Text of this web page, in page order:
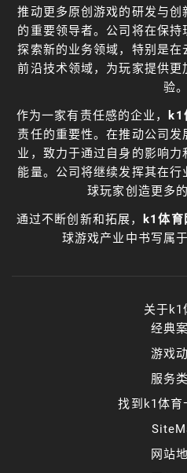
推动更多原创游戏的研发与
的重要领导者。公司将在保持
探索新的业务领域，特别是
前沿技术领域，为玩家提供
验。
作为一家有责任感的企业，
k1
责任的重要性。在推动公司
业，致力于通过自身的影响
能量。公司将继续发挥其在
球玩家创造更多
通过不断创新和拓展，
k1体育
球游戏产业中书写属
关于k1
经典
游戏
服务
找到k1体育
网站